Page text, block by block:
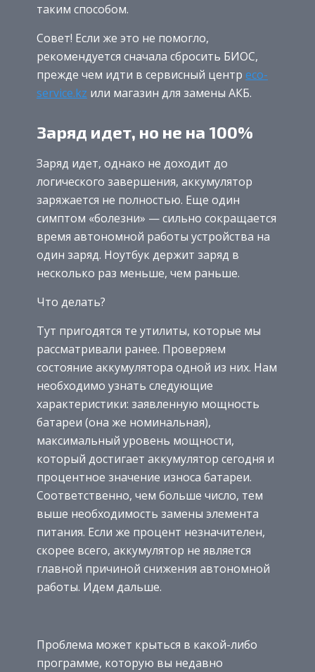
таким способом.
Совет! Если же это не помогло,
рекомендуется сначала сбросить БИОС,
прежде чем идти в сервисный центр eco-
service.kz или магазин для замены АКБ.
Заряд идет, но не на 100%
Заряд идет, однако не доходит до
логического завершения, аккумулятор
заряжается не полностью. Еще один
симптом «болезни» — сильно сокращается
время автономной работы устройства на
один заряд. Ноутбук держит заряд в
несколько раз меньше, чем раньше.
Что делать?
Тут пригодятся те утилиты, которые мы
рассматривали ранее. Проверяем
состояние аккумулятора одной из них. Нам
необходимо узнать следующие
характеристики: заявленную мощность
батареи (она же номинальная),
максимальный уровень мощности,
который достигает аккумулятор сегодня и
процентное значение износа батареи.
Соответственно, чем больше число, тем
выше необходимость замены элемента
питания. Если же процент незначителен,
скорее всего, аккумулятор не является
главной причиной снижения автономной
работы. Идем дальше.
Проблема может крыться в какой-либо
программе, которую вы недавно